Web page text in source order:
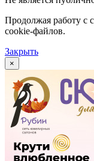
Продолжая работу с
cookie-файлов.
Закрыть
×